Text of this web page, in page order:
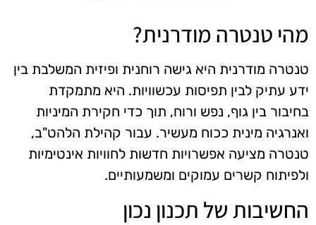
מהי טנטרה מודרנית?
טנטרה מודרנית היא גישה רוחנית ופיזית המשלבת בין
ידע עתיק לבין תפיסות עכשוויות. היא מתמקדת
בחיבור בין גוף, נפש ורוח, תוך כדי חקירת המיניות
ואנרגיה מינית ככוח מעשיר. עבור קהילת הלהט"ב,
טנטרה מציעה אפשרויות חדשות לחוויות אינטימיות
ולפיתוח קשרים עמוקים ומשמעותיים.
החשיבות של תכנון נכון